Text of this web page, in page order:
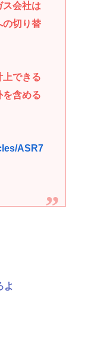
ス会社は
の切り替
上できる
を含める
ASR7
よ